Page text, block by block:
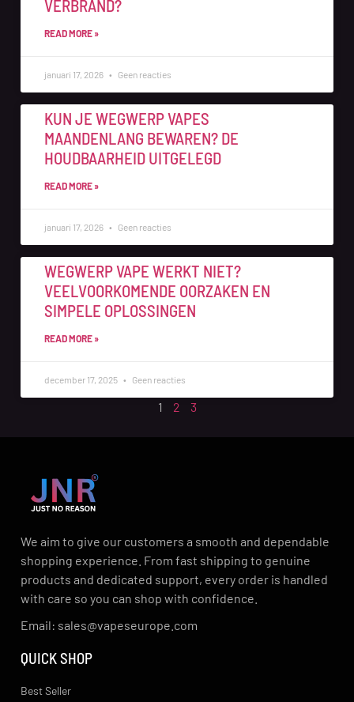
VERBRAND?
READ MORE »
januari 17, 2026 Geen reacties
KUN JE WEGWERP VAPES
MAANDENLANG BEWAREN? DE
HOUDBAARHEID UITGELEGD
READ MORE »
januari 17, 2026 Geen reacties
WEGWERP VAPE WERKT NIET?
VEELVOORKOMENDE OORZAKEN EN
SIMPELE OPLOSSINGEN
READ MORE »
december 17, 2025 Geen reacties
1 2 3
We aim to give our customers a smooth and dependable
shopping experience. From fast shipping to genuine
products and dedicated support, every order is handled
with care so you can shop with confidence.
Email: sales@vapeseurope.com
QUICK SHOP
Best Seller